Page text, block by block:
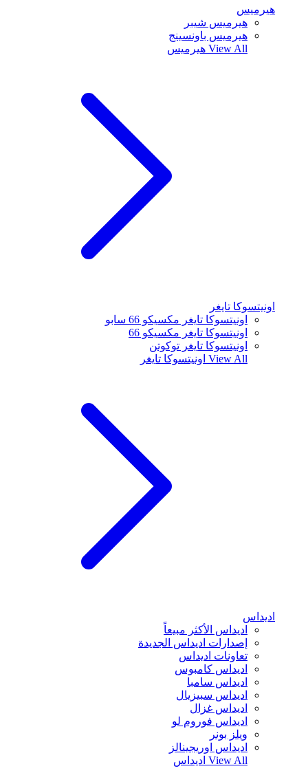
هيرميس
هيرميس شيبر
هيرميس باونسينج
View All هيرميس
اونيتسوكا تايغر
اونيتسوكا تايغر مكسيكو 66 سابو
اونيتسوكا تايغر مكسيكو 66
اونيتسوكا تايغر توكوتن
View All اونيتسوكا تايغر
اديداس
اديداس الأكثر مبيعاً
إصدارات اديداس الجديدة
تعاونات اديداس
اديداس كامبوس
اديداس سامبا
اديداس سبيزيال
اديداس غزال
اديداس فوروم لو
ويلز بونر
اديداس اوريجينالز
View All اديداس